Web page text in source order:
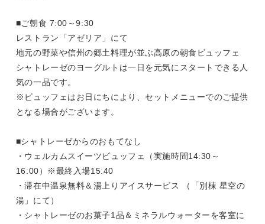
■ご朝食 7:00～9:30
レストラン「アゼリア」にて
地元の野菜や信州の郷土料理が並ぶ高原の朝食ビュッフェ
シャトレーゼのヨーグルトは一日を元気にスタートできる人
気の一品です。
※ビュッフェはお日にちにより、セットメニューでのご提供
となる場合がございます。
■シャトレーゼからのおもてなし
・ウェルカムスイーツビュッフェ（実施時間14:30～
16:00）※最終入場15:40
・滞在中温泉無料＆湯上りアイスサービス （「別棟 星空の
湯」にて）
・シャトレーゼのお菓子1品＆ミネラルウォーターを客室に